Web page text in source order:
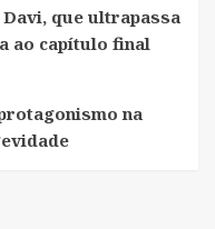
que ultrapassa
ao capítulo final
na